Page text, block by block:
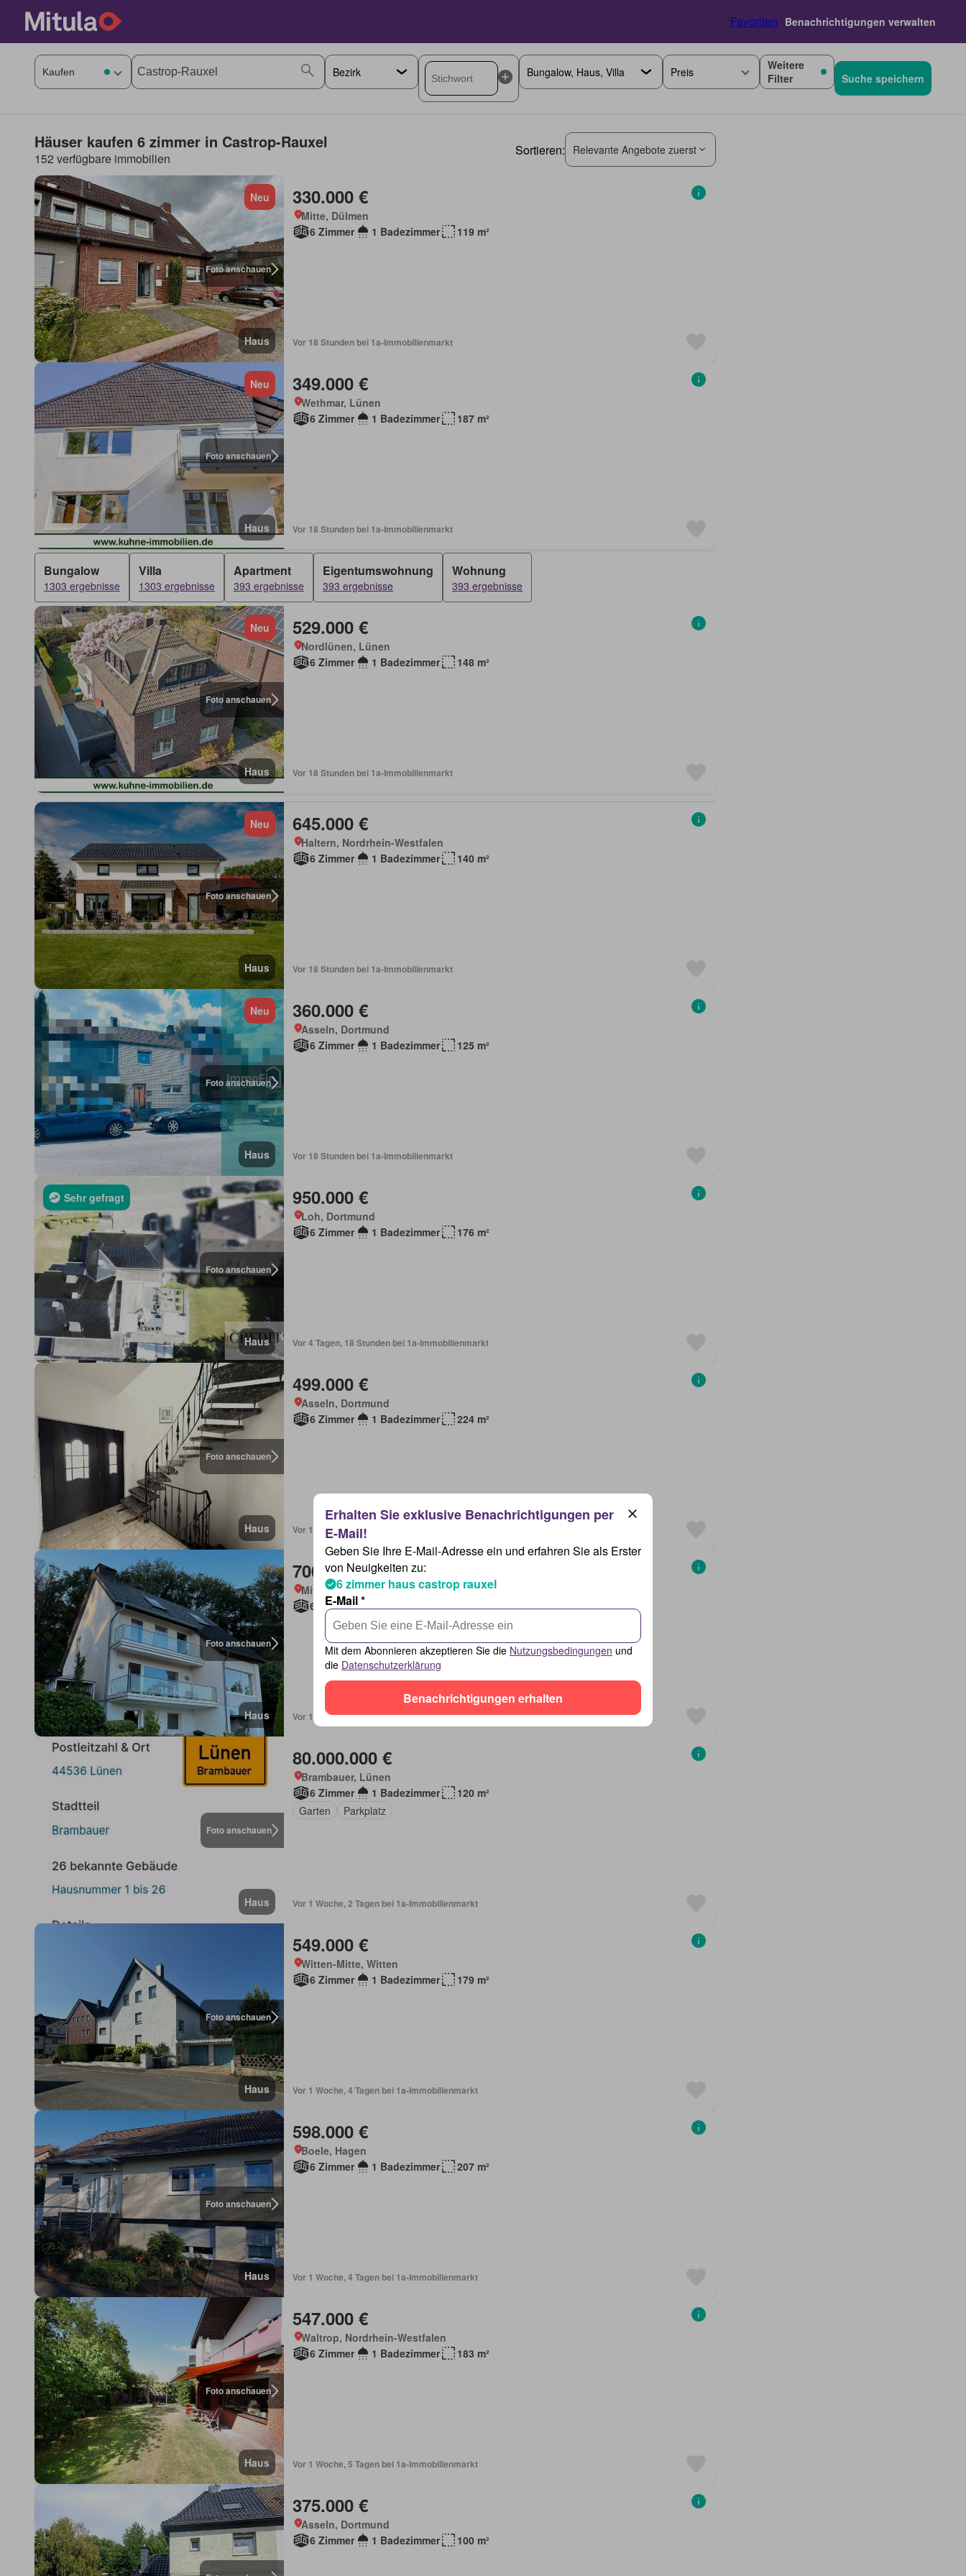
Favoriten Benachrichtigungen verwalten
Preis
Weitere
Filter
Suche speichern
Häuser kaufen 6 zimmer in Castrop-Rauxel
152 verfügbare immobilien
Sortieren: Relevante Angebote zuerst
Foto anschauen
Neu
Haus
330.000 €
Mitte, Dülmen
6 Zimmer
1 Badezimmer 119 m²
Vor 18 Stunden bei 1a-Immobilienmarkt
Foto anschauen
Neu
Haus
349.000 €
Wethmar, Lünen
6 Zimmer
1 Badezimmer 187 m²
Vor 18 Stunden bei 1a-Immobilienmarkt
Bungalow
1303 ergebnisse
Villa
1303 ergebnisse
Apartment
393 ergebnisse
Eigentumswohnung
393 ergebnisse
Wohnung
393 ergebnisse
Foto anschauen
Neu
Haus
529.000 €
Nordlünen, Lünen
6 Zimmer
1 Badezimmer 148 m²
Vor 18 Stunden bei 1a-Immobilienmarkt
Foto anschauen
Neu
Haus
645.000 €
Haltern, Nordrhein-Westfalen
6 Zimmer
1 Badezimmer 140 m²
Vor 18 Stunden bei 1a-Immobilienmarkt
Foto anschauen
Neu
Haus
360.000 €
Asseln, Dortmund
6 Zimmer
1 Badezimmer 125 m²
Vor 18 Stunden bei 1a-Immobilienmarkt
Foto anschauen
Sehr gefragt
Haus
950.000 €
Loh, Dortmund
6 Zimmer
1 Badezimmer 176 m²
Vor 4 Tagen, 18 Stunden bei 1a-Immobilienmarkt
Foto anschauen
Haus
499.000 €
Asseln, Dortmund
6 Zimmer
1 Badezimmer 224 m²
Vor 1 Woche, 18 Stunden bei 1a-Immobilienmarkt
Foto anschauen
Haus
700.000 €
Mittelstadt, Hagen
6 Zimmer
1 Badezimmer 170 m²
Vor 1 Woche, 2 Tagen bei 1a-Immobilienmarkt
Foto anschauen
Haus
80.000.000 €
Brambauer, Lünen
6 Zimmer
1 Badezimmer
120 m²
Garten
Parkplatz
Vor 1 Woche, 2 Tagen bei 1a-Immobilienmarkt
Foto anschauen
Haus
549.000 €
Witten-Mitte, Witten
6 Zimmer
1 Badezimmer 179 m²
Vor 1 Woche, 4 Tagen bei 1a-Immobilienmarkt
Foto anschauen
Haus
598.000 €
Boele, Hagen
6 Zimmer
1 Badezimmer 207 m²
Vor 1 Woche, 4 Tagen bei 1a-Immobilienmarkt
Foto anschauen
Haus
547.000 €
Waltrop, Nordrhein-Westfalen
6 Zimmer
1 Badezimmer 183 m²
Vor 1 Woche, 5 Tagen bei 1a-Immobilienmarkt
375.000 €
Asseln, Dortmund
6 Zimmer
1 Badezimmer 100 m²
Geben Sie Ihre E-Mail-Adresse ein und erfahren Sie als Erster
von Neuigkeiten zu:
6 zimmer haus castrop rauxel
E-Mail *
Mit dem Abonnieren akzeptieren Sie die Nutzungsbedingungen und
die Datenschutzerklärung
Benachrichtigungen erhalten